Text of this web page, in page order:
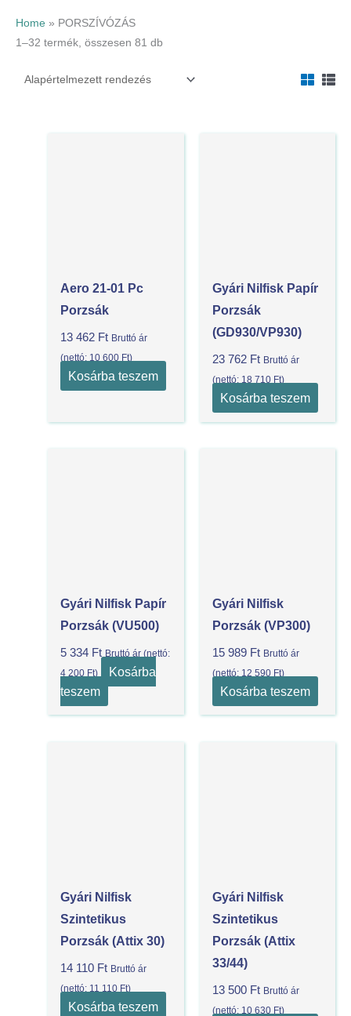
Home » PORSZÍVÓZÁS
1–32 termék, összesen 81 db
Aero 21-01 Pc
Porzsák
13 462 Ft Bruttó ár
(nettó: 10 600 Ft)
Kosárba teszem
Gyári Nilfisk Papír
Porzsák
(GD930/VP930)
23 762 Ft Bruttó ár
(nettó: 18 710 Ft)
Kosárba teszem
Gyári Nilfisk Papír
Porzsák (VU500)
5 334 Ft Bruttó ár (nettó:
4 200 Ft)
Kosárba
teszem
Gyári Nilfisk
Porzsák (VP300)
15 989 Ft Bruttó ár
(nettó: 12 590 Ft)
Kosárba teszem
Gyári Nilfisk
Szintetikus
Porzsák (Attix 30)
14 110 Ft Bruttó ár
(nettó: 11 110 Ft)
Kosárba teszem
Gyári Nilfisk
Szintetikus
Porzsák (Attix
33/44)
13 500 Ft Bruttó ár
(nettó: 10 630 Ft)